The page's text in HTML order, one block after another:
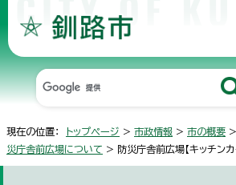
現在の位置： トップページ > 市政情報 > 市の概要 >
災庁舎前広場について > 防災庁舎前広場【キッチンカ